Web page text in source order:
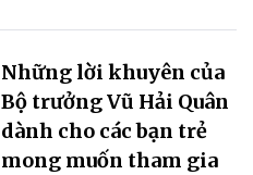
Những lời khuyên của
Bộ trưởng Vũ Hải Quân
dành cho các bạn trẻ
mong muốn tham gia